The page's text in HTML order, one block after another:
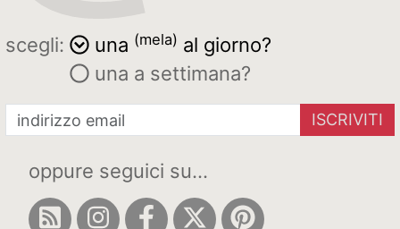
scegli: una (mela) al giorno?
una a settimana?
ISCRIVITI
oppure seguici su...